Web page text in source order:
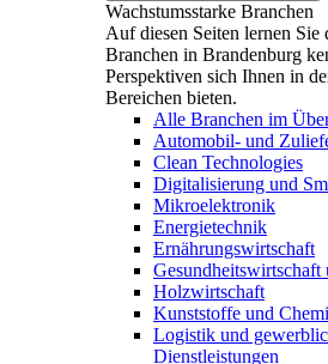
Wachstumsstarke Branchen
Auf diesen Seiten lernen Sie
Branchen in Brandenburg
Perspektiven sich Ihnen in
Bereichen bieten.
Alle Branchen im
Automobil- und
Clean Technologies
Digitalisierung und
Mikroelektronik
Energietechnik
Ernährungswirtschaft
Gesundheitswirtschaft
Holzwirtschaft
Kunststoffe und
Logistik und
Dienstleistungen